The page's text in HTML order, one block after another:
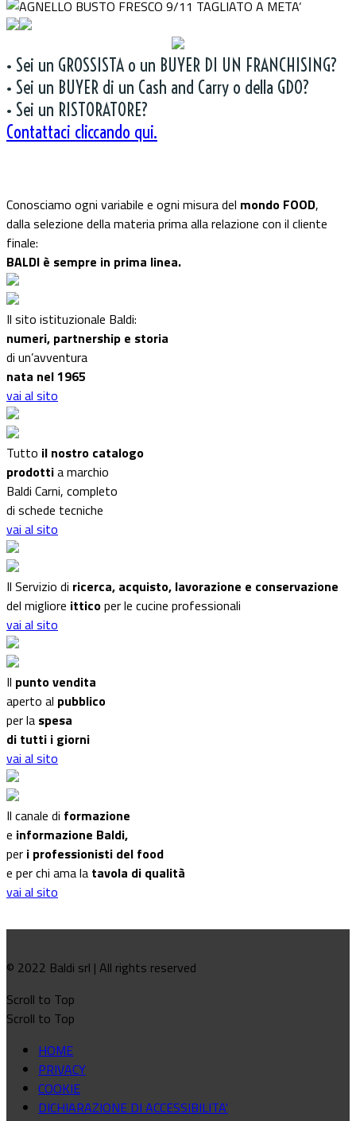
• Sei un GROSSISTA o un BUYER DI UN FRANCHISING?
• Sei un BUYER di un Cash and Carry o della GDO?
• Sei un RISTORATORE?
Contattaci cliccando qui.
Conosciamo ogni variabile e ogni misura del mondo FOOD,
dalla selezione della materia prima alla relazione con il cliente
finale:
BALDI è sempre in prima linea.
Il sito istituzionale Baldi:
numeri, partnership e storia
di un’avventura
nata nel 1965
vai al sito
Tutto il nostro catalogo
prodottia marchio
Baldi Carni, completo
di schede tecniche
vai al sito
Il Servizio di ricerca, acquisto, lavorazione e conservazione
del migliore itticoper le cucine professionali
vai al sito
Il punto vendita
aperto al pubblico
per la spesa
di tutti i giorni
vai al sito
Il canale di formazione
e informazione Baldi,
per i professionisti del food
e per chi ama la tavola di qualità
vai al sito
© 2022 Baldi srl | All rights reserved
Scroll to Top
Scroll to Top
HOME
PRIVACY
COOKIE
DICHIARAZIONE DI ACCESSIBILITA'